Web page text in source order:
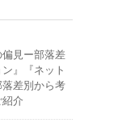
偏見ー部落差
』『ネット
差別から考
介